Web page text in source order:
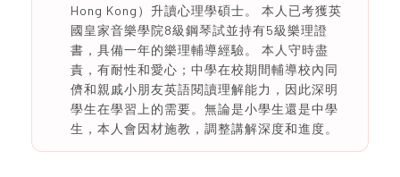
Hong Kong）升讀心理學碩士。 本人已考獲英
國皇家音樂學院8級鋼琴試並持有5級樂理證
書，具備一年的樂理輔導經驗。 本人守時盡
責，有耐性和愛心；中學在校期間輔導校內同
儕和親戚小朋友英語閱讀理解能力，因此深明
學生在學習上的需要。無論是小學生還是中學
生，本人會因材施教，調整講解深度和進度。